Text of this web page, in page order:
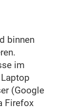
binnen
im
(Google
Firefox